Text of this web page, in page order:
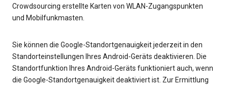
Crowdsourcing erstellte Karten von WLAN-Zugangspunkten
und Mobilfunkmasten.
Sie können die Google-Standortgenauigkeit jederzeit in den
Standorteinstellungen Ihres Android-Geräts deaktivieren. Die
Standortfunktion Ihres Android-Geräts funktioniert auch, wenn
die Google-Standortgenauigkeit deaktiviert ist. Zur Ermittlung